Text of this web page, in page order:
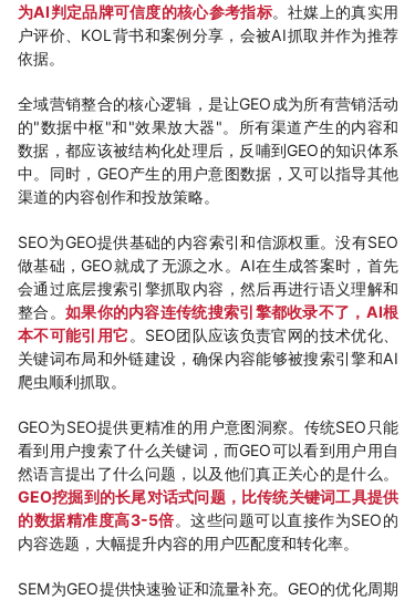
为AI判定品牌可信度的核心参考指标。社媒上的真实用
户评价、KOL背书和案例分享，会被AI抓取并作为推荐
依据。
全域营销整合的核心逻辑，是让GEO成为所有营销活动
的"数据中枢"和"效果放大器"。所有渠道产生的内容和
数据，都应该被结构化处理后，反哺到GEO的知识体系
中。同时，GEO产生的用户意图数据，又可以指导其他
渠道的内容创作和投放策略。
SEO为GEO提供基础的内容索引和信源权重。没有SEO
做基础，GEO就成了无源之水。AI在生成答案时，首先
会通过底层搜索引擎抓取内容，然后再进行语义理解和
整合。 如果你的内容连传统搜索引擎都收录不了，AI根
本不可能引用它 。SEO团队应该负责官网的技术优化、
关键词布局和外链建设，确保内容能够被搜索引擎和AI
爬虫顺利抓取。
GEO为SEO提供更精准的用户意图洞察。传统SEO只能
看到用户搜索了什么关键词，而GEO可以看到用户用自
然语言提出了什么问题，以及他们真正关心的是什么。
GEO挖掘到的长尾对话式问题，比传统关键词工具提供
的数据精准度高3-5倍。这些问题可以直接作为SEO的
内容选题，大幅提升内容的用户匹配度和转化率。
SEM为GEO提供快速验证和流量补充。GEO的优化周期